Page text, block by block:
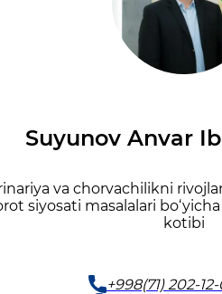
Suyunov Anvar
va chorvachilikni
siyosati masalalari
kotibi
+998(71) 202-